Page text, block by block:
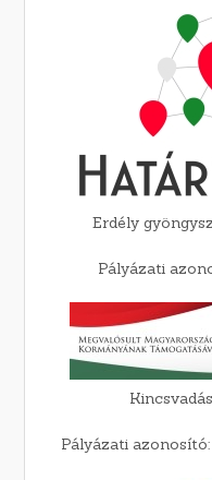
Erdély
Pályázati
Pályázati